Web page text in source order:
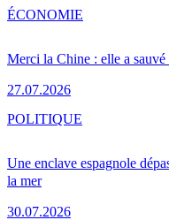
Merci la Chine : elle a
27.07.2026
ÉCONOMIE
Une enclave espagnole
la mer
30.07.2026
POLITIQUE